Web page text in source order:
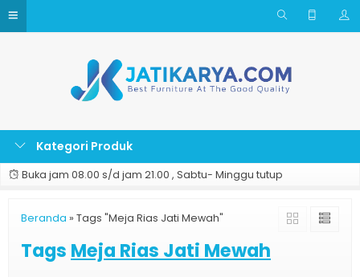
Kategori Produk
Buka jam 08.00 s/d jam 21.00 , Sabtu- Minggu tutup
Beranda » Tags "Meja Rias Jati Mewah"
Tags Meja Rias Jati Mewah